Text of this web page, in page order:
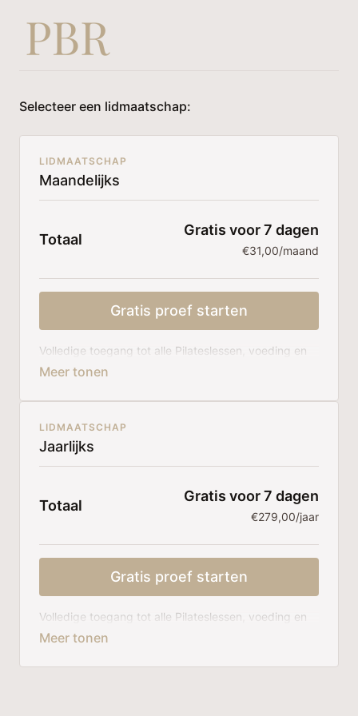
Selecteer een lidmaatschap:
LIDMAATSCHAP
Maandelijks
Totaal
Gratis voor 7 dagen
€31,00/maand
Gratis proef starten
Volledige toegang tot alle Pilateslessen, voeding en
ondersteuning.
LIDMAATSCHAP
Jaarlijks
Totaal
Gratis voor 7 dagen
€279,00/jaar
Gratis proef starten
Volledige toegang tot alle Pilateslessen, voeding en
ondersteuning. Jaarlijks opzegbaar.